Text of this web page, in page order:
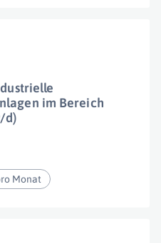
im Bereich
d)
Monat